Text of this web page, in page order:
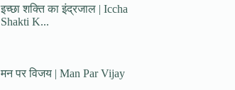
इच्छा शक्ति का इंद्रजाल | Iccha
Shakti K...
मन पर विजय | Man Par Vijay